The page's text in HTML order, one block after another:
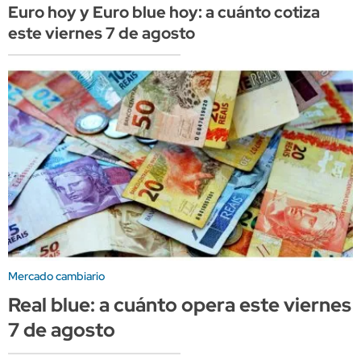
Euro hoy y Euro blue hoy: a cuánto cotiza
este viernes 7 de agosto
Mercado cambiario
Real blue: a cuánto opera este viernes
7 de agosto